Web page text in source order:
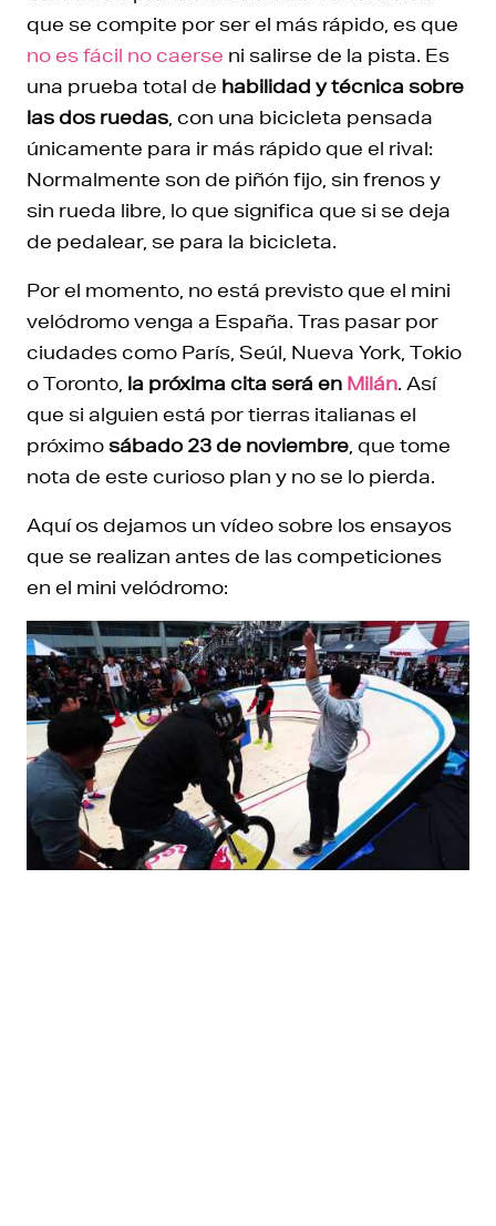
que se compite por ser el más rápido, es que
no es fácil no caerse ni salirse de la pista. Es
una prueba total de habilidad y técnica sobre
las dos ruedas , con una bicicleta pensada
únicamente para ir más rápido que el rival:
Normalmente son de piñón fijo, sin frenos y
sin rueda libre, lo que significa que si se deja
de pedalear, se para la bicicleta.
Por el momento, no está previsto que el mini
velódromo venga a España. Tras pasar por
ciudades como París, Seúl, Nueva York, Tokio
o Toronto, la próxima cita será en Milán. Así
que si alguien está por tierras italianas el
próximosábado 23 de noviembre , que tome
nota de este curioso plan y no se lo pierda.
Aquí os dejamos un vídeo sobre los ensayos
que se realizan antes de las competiciones
en el mini velódromo: